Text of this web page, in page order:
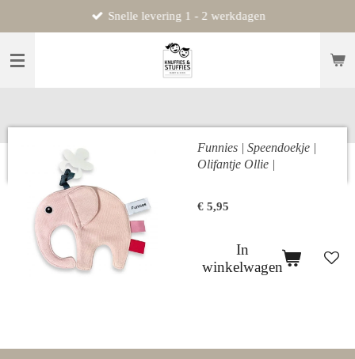
direct
naar
Snelle levering 1 - 2 werkdagen
Funnies | Speendoekje |
Olifantje Ollie |
€ 5,95
In
winkelwagen